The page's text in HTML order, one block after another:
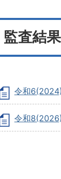
監査結果
令和
令和